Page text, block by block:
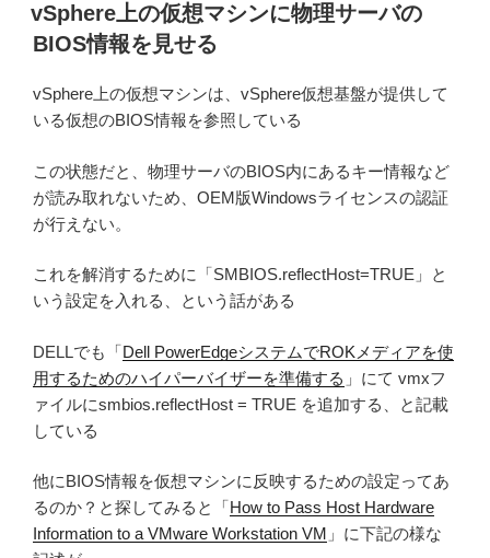
日:
vSphere上の仮想マシンに物理サーバの
BIOS情報を見せる
vSphere上の仮想マシンは、vSphere仮想基盤が提供して
いる仮想のBIOS情報を参照している
この状態だと、物理サーバのBIOS内にあるキー情報など
が読み取れないため、OEM版Windowsライセンスの認証
が行えない。
これを解消するために「SMBIOS.reflectHost=TRUE」と
いう設定を入れる、という話がある
DELLでも「Dell PowerEdgeシステムでROKメディアを使
用するためのハイパーバイザーを準備する 」にて vmxフ
ァイルにsmbios.reflectHost = TRUE を追加する、と記載
している
他にBIOS情報を仮想マシンに反映するための設定ってあ
るのか？と探してみると「How to Pass Host Hardware
Information to a VMware Workstation VM 」に下記の様な